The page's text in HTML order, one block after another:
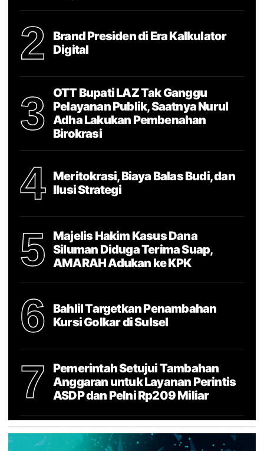
2
Brand Presiden di Era Kalkulator
Digital
3
OTT Bupati LAZ Tak Ganggu
Pelayanan Publik, Saatnya Nurul
Adha Lakukan Pembenahan
Birokrasi
4
Meritokrasi, Biaya Balas Budi, dan
Ilusi Strategi
5
Majelis Hakim Kasus Dana
Siluman Diduga Terima Suap,
AMARAH Adukan ke KPK
6
Bahlil Targetkan Penambahan
Kursi Golkar di Sulsel
7
Pemerintah Setujui Tambahan
Anggaran untuk Layanan Perintis
ASDP dan Pelni Rp209 Miliar